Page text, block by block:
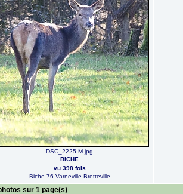
DSC_2225-M.jpg
BICHE
vu 398 fois
Biche 76 Varneville Bretteville
sur 1 page(s)